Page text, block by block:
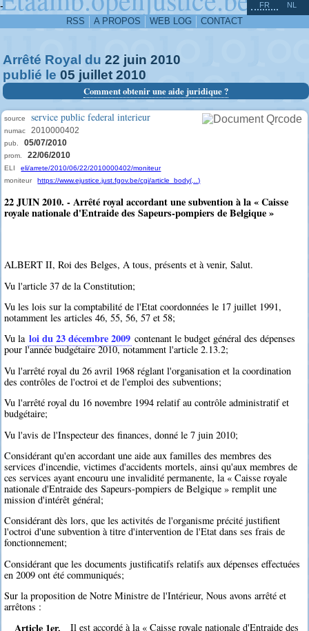
-
RSS A PROPOS WEB LOG CONTACT
FR NL
Arrêté Royal du 22 juin 2010
publié le 05 juillet 2010
Comment obtenir une aide juridique ?
source service public federal interieur
numac 2010000402
pub. 05/07/2010
prom. 22/06/2010
ELI
eli/arrete/2010/06/22/2010000402/moniteur
moniteur
https://www.ejustice.just.fgov.be/cgi/article_body(...)
22 JUIN 2010. - Arrêté royal accordant une subvention à la « Caisse
royale nationale d'Entraide des Sapeurs-pompiers de Belgique »
ALBERT II, Roi des Belges, A tous, présents et à venir, Salut.
Vu l'article 37 de la Constitution;
Vu les lois sur la comptabilité de l'Etat coordonnées le 17 juillet 1991,
notamment les articles 46, 55, 56, 57 et 58;
Vu la loi du 23 décembre 2009 contenant le budget général des dépenses
pour l'année budgétaire 2010, notamment l'article 2.13.2;
Vu l'arrêté royal du 26 avril 1968 réglant l'organisation et la coordination
des contrôles de l'octroi et de l'emploi des subventions;
Vu l'arrêté royal du 16 novembre 1994 relatif au contrôle administratif et
budgétaire;
Vu l'avis de l'Inspecteur des finances, donné le 7 juin 2010;
Considérant qu'en accordant une aide aux familles des membres des
services d'incendie, victimes d'accidents mortels, ainsi qu'aux membres de
ces services ayant encouru une invalidité permanente, la « Caisse royale
nationale d'Entraide des Sapeurs-pompiers de Belgique » remplit une
mission d'intérêt général;
Considérant dès lors, que les activités de l'organisme précité justifient
l'octroi d'une subvention à titre d'intervention de l'Etat dans ses frais de
fonctionnement;
Considérant que les documents justificatifs relatifs aux dépenses effectuées
en 2009 ont été communiqués;
Sur la proposition de Notre Ministre de l'Intérieur, Nous avons arrêté et
arrêtons :
Article 1er.
Il est accordé à la « Caisse royale nationale d'Entraide des
^